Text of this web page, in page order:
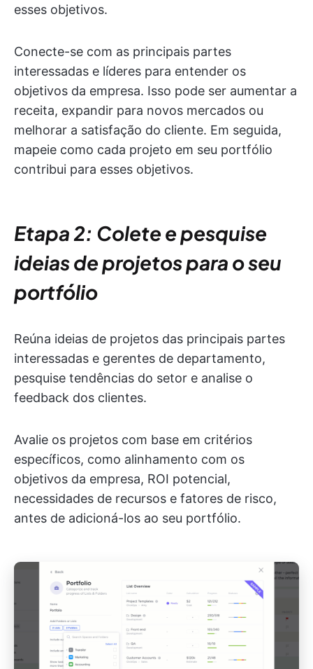
esses objetivos.
Conecte-se com as principais partes
interessadas e líderes para entender os
objetivos da empresa. Isso pode ser aumentar a
receita, expandir para novos mercados ou
melhorar a satisfação do cliente. Em seguida,
mapeie como cada projeto em seu portfólio
contribui para esses objetivos.
Etapa 2: Colete e pesquise
ideias de projetos para o seu
portfólio
Reúna ideias de projetos das principais partes
interessadas e gerentes de departamento,
pesquise tendências do setor e analise o
feedback dos clientes.
Avalie os projetos com base em critérios
específicos, como alinhamento com os
objetivos da empresa, ROI potencial,
necessidades de recursos e fatores de risco,
antes de adicioná-los ao seu portfólio.